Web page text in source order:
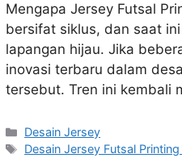
Mengapa Jersey Futsal
bersifat siklus, dan saat
lapangan hijau. Jika
inovasi terbaru dalam
tersebut. Tren ini kembali
Categories
Desain Jersey
Tags
Desain Jersey Futsal Printing